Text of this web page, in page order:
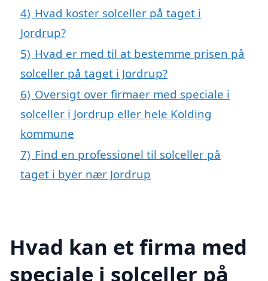
4) Hvad koster solceller på taget i
Jordrup?
5) Hvad er med til at bestemme prisen på
solceller på taget i Jordrup?
6) Oversigt over firmaer med speciale i
solceller i Jordrup eller hele Kolding
kommune
7) Find en professionel til solceller på
taget i byer nær Jordrup
Hvad kan et firma med
speciale i solceller på